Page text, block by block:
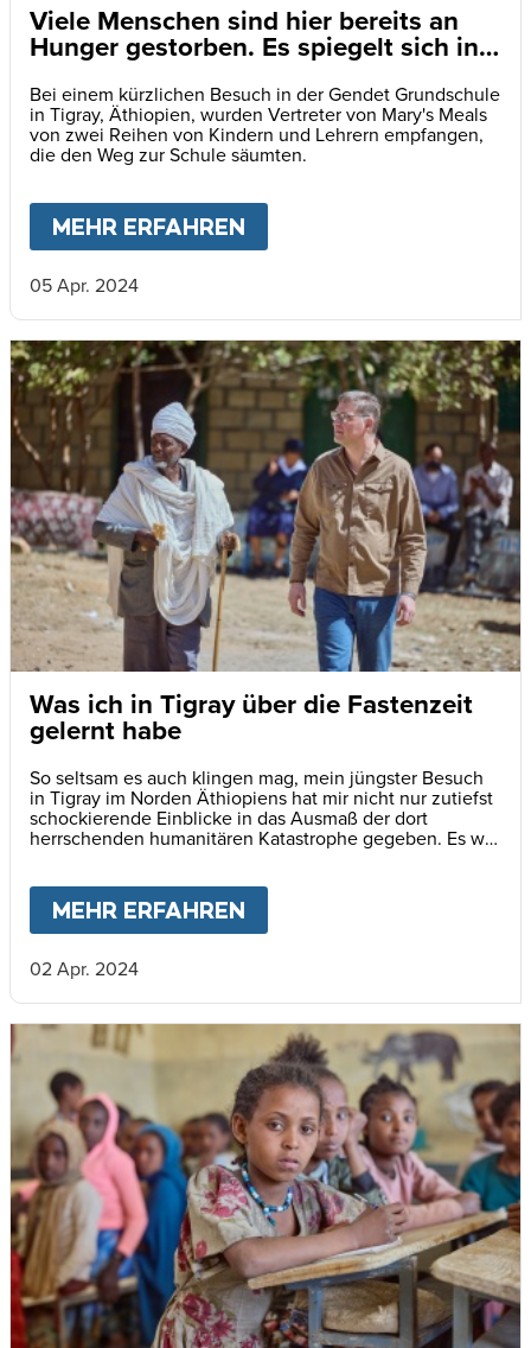
Viele Menschen sind hier bereits an
Hunger gestorben. Es spiegelt sich in
den Augen der Kinder wider
Bei einem kürzlichen Besuch in der Gendet Grundschule
in Tigray, Äthiopien, wurden Vertreter von Mary's Meals
von zwei Reihen von Kindern und Lehrern empfangen,
die den Weg zur Schule säumten.
MEHR ERFAHREN
05 Apr. 2024
Was ich in Tigray über die Fastenzeit
gelernt habe
So seltsam es auch klingen mag, mein jüngster Besuch
in Tigray im Norden Äthiopiens hat mir nicht nur zutiefst
schockierende Einblicke in das Ausmaß der dort
herrschenden humanitären Katastrophe gegeben. Es war
MEHR ERFAHREN
02 Apr. 2024